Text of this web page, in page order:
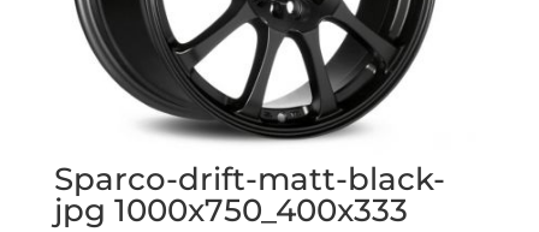
Sparco-drift-matt-black-
jpg 1000x750_400x333